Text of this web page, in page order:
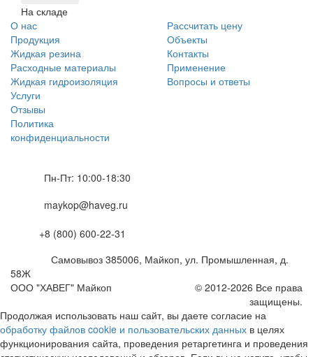
На складе
О нас
Продукция
Жидкая резина
Расходные материалы
Жидкая гидроизоляция
Услуги
Отзывы
Политика
конфиденциальности
Рассчитать цену
Объекты
Контакты
Применение
Вопросы и ответы
Пн-Пт: 10:00-18:30
maykop@haveg.ru
+8 (800) 600-22-31
Самовывоз 385006, Майкоп, ул. Промышленная, д.
58Ж
ООО "ХАВЕГ" Майкоп
© 2012-2026 Все права
защищены.
Продолжая использовать наш сайт, вы даете согласие на
обработку файлов cookie и пользовательских данных в целях
функционирования сайта, проведения ретаргетинга и проведения